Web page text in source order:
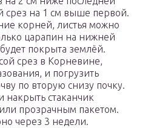
срез на 1 см выше первой.
корней, листья можно
царапин на нижней
покрыта землёй.
срез в Корневине,
и погрузить
по вторую снизу почку.
накрыть стаканчик
прозрачным пакетом.
через 3 недели.